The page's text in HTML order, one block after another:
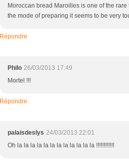
Moroccan bread Maroilles is one of the
the mode of preparing it seems to be very
Répondre
Philo 26/03/2013 17:49
Mortel !!!
Répondre
palaisdeslys 24/03/2013 22:01
Oh la la la la la la la la la la la la !!!!!!!!!!!!